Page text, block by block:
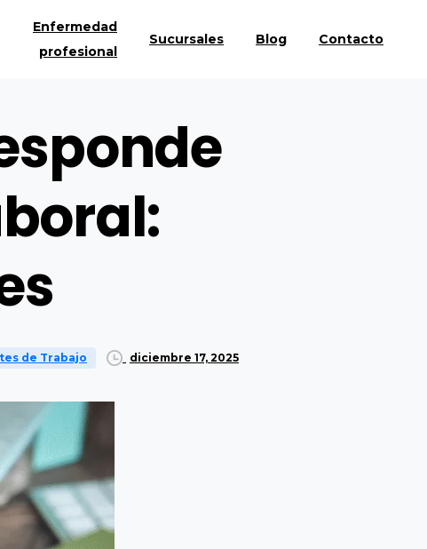
Enfermedad
profesional
Sucursales Blog Contacto
de Trabajo diciembre 17, 2025